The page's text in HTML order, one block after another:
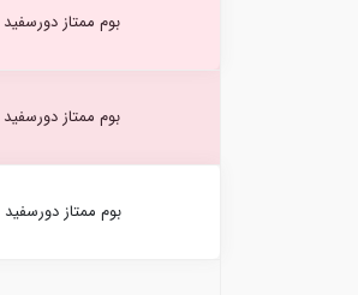
بوم ممتاز دورسفید 40x60cm پیشگام
بوم ممتاز دورسفید 40x70cm پیشگام
بوم ممتاز دورسفید 40x80cm پیشگام